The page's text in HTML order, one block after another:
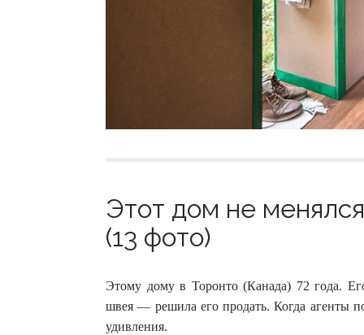
Этот дом не
(13 фото)
Этому дому в Торонто (Канада) 72 года.
швея — решила его продать. Когда агенты
удивления.